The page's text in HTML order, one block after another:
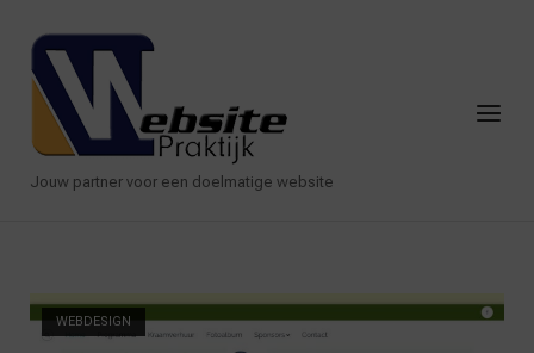
naar
inhoud
Home
Jouw partner voor een doelmatige website
Menu
WEBDESIGN